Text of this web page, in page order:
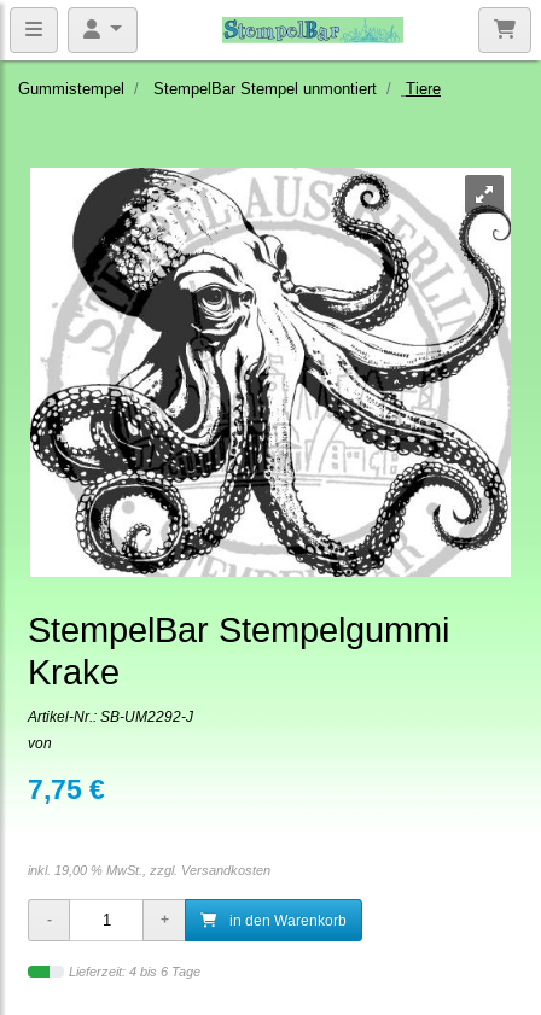
Gummistempel StempelBar Stempel unmontiert Tiere
StempelBar Stempelgummi
Krake
Artikel-Nr.: SB-UM2292-J
von
7,75 €
inkl. 19,00 % MwSt., zzgl. Versandkosten
in den Warenkorb
Lieferzeit: 4 bis 6 Tage